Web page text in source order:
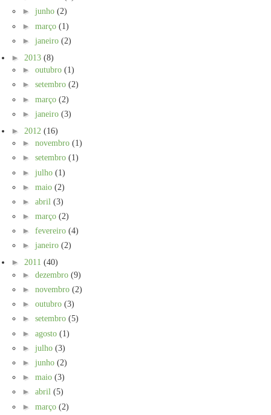
► junho (2)
► março (1)
► janeiro (2)
► 2013 (8)
► outubro (1)
► setembro (2)
► março (2)
► janeiro (3)
► 2012 (16)
► novembro (1)
► setembro (1)
► julho (1)
► maio (2)
► abril (3)
► março (2)
► fevereiro (4)
► janeiro (2)
► 2011 (40)
► dezembro (9)
► novembro (2)
► outubro (3)
► setembro (5)
► agosto (1)
► julho (3)
► junho (2)
► maio (3)
► abril (5)
► março (2)